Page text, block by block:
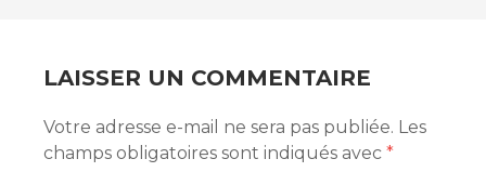
ARTICLES
LAISSER UN COMMENTAIRE
Votre adresse e-mail ne sera pas publiée. Les
champs obligatoires sont indiqués avec *